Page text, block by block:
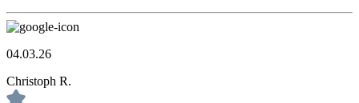
04.03.26
Christoph R.